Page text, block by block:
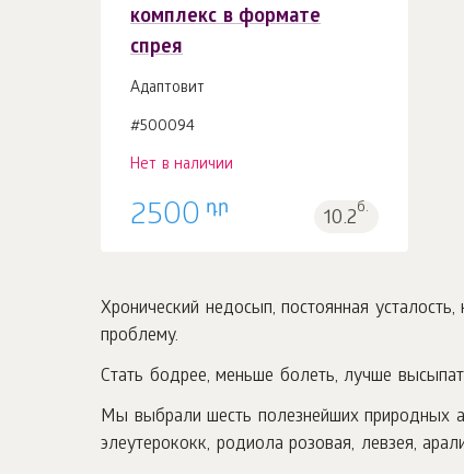
комплекс в формате
спрея
Адаптовит
#500094
Нет в наличии
2500 դր 10.2б.
Хронический недосып, постоянная
проблему.
Стать бодрее, меньше болеть, лучше
Мы выбрали шесть полезнейших природных
элеутерококк, родиола розовая, левзея,